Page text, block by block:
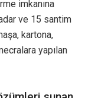
imkanına
ve 15 santim
kartona,
yapılan